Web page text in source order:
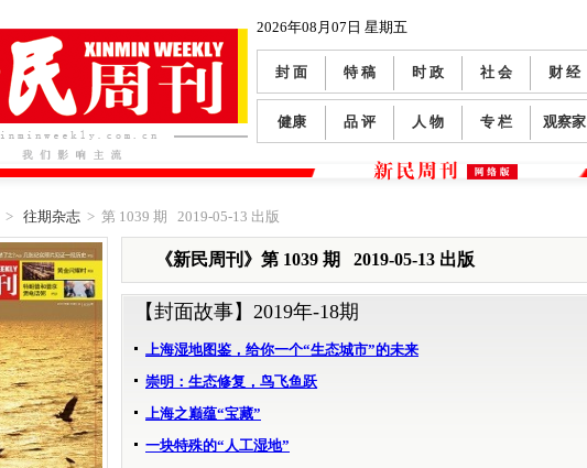
2026年08月07日 星期五
封 面 特 稿 时 政 社 会 财 经
健康 品 评 人 物 专 栏 观察家
> 往期杂志 > 第 1039 期 2019-05-13 出版
《新民周刊》第 1039 期 2019-05-13 出版
【封面故事】 2019年-18期
上海湿地图鉴，给你一个“生态城市”的未来
崇明：生态修复，鸟飞鱼跃
上海之巅蕴“宝藏”
一块特殊的“人工湿地”